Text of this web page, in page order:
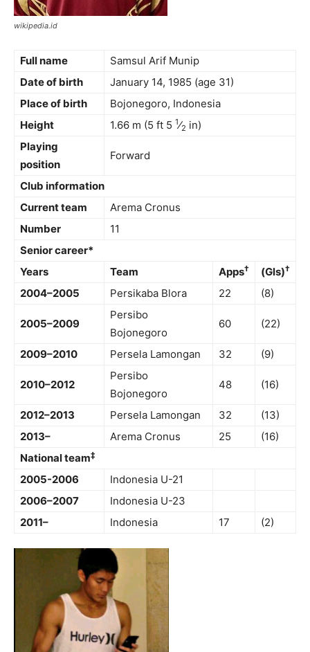
wikipedia.id
Full name
Samsul Arif Munip
Date of birth
January 14, 1985 (age 31)
Place of birth
Bojonegoro, Indonesia
Height
1.66 m (5 ft 5 1⁄2 in)
Playing
position
Forward
Club information
Current team
Arema Cronus
Number
11
Senior career*
Years
Team Apps† (Gls)†
2004–2005 Persikaba Blora 22 (8)
2005–2009
Persibo
Bojonegoro
60 (22)
2009–2010 Persela Lamongan 32 (9)
2010–2012
Persibo
Bojonegoro
48 (16)
2012–2013 Persela Lamongan 32
(13)
2013–
Arema Cronus 25
(16)
National team‡
2005-2006
Indonesia U-21
2006–2007
Indonesia U-23
2011–
Indonesia 17 (2)